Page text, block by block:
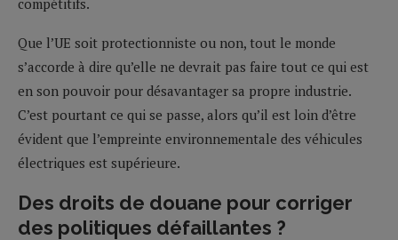
Que l’UE soit protectionniste ou non, tout le monde
s’accorde à dire qu’elle ne devrait pas faire tout ce qui est
en son pouvoir pour désavantager sa propre industrie.
C’est pourtant ce qui se passe, alors qu’il est loin d’être
évident que l’empreinte environnementale des véhicules
électriques est supérieure.
Des droits de douane pour corriger
des politiques défaillantes ?